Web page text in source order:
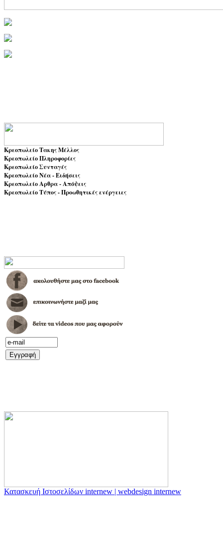
Κρεοπωλείο Τακης Μέλλος
Κρεοπωλείο Πληροφορίες
Κρεοπωλείο Συνταγές
Κρεοπωλείο Νέα - Ειδήσεις
Κρεοπωλείο Αρθρα - Απόψεις
Κρεοπωλείο Τύπος - Προωθητικές ενέργειες
Κατασκευή Ιστοσελίδων internew | webdesign internew